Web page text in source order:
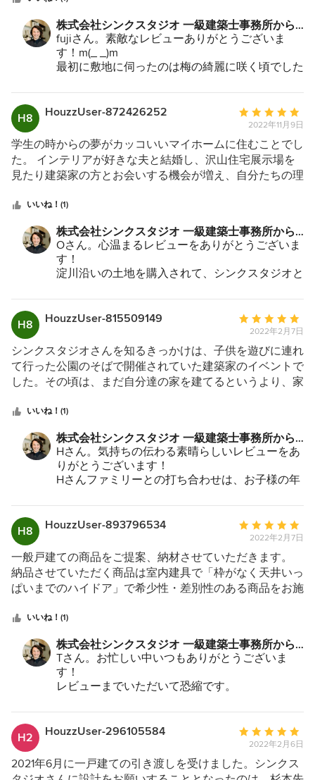
星
5
でいたときに相談したのが始まりです。 初回の提案で
は、周辺の建物や地形までを精巧に作った模型を持ってき
てくださり、「こうすればプライバシーを守りながら、光
も取り入れて明るく楽しく住むことができます。」と初め
の素敵なところは何事も「押し付けない」ところです。要
望は一つでも色々な解決方法があることを提示してくれ
て、その中のメリットデメリットをきちんと説明してくれ
ます。「その中でも私の気に入ってるのはこれです」とお
すすめもしてくれるので、いろいろなことを一つ一つ相談
しながら信頼して一緒に決めていくことができたと思いま
に作り上げる」ことに特に優れた建築家であると私たち家
けで幸せになるのかと竣工3年たった今でも思います。 杉
本さん、スタッフの皆様、素晴らしい家を本当にありがと
うございました。 またいつでも遊びに来てくださいね。
株式会社シンクスタジオ 一級建築士事務所から
のコメント：
fujiさん。素敵なレビューありがとうございま
す！m(_ _)m
最初に敷地に伺ったのは梅の綺麗に咲く頃でした
初回のプレゼンテーション、ご親戚まで含めたご
親族の皆様の前で行ったこと、今でも覚えていま
ご親戚の方が集まってお住まいになっている区画
であったため、プライバシーの確保に繊細に気を
遣って設計させていただきました。
なりましたね。
お子様も楽しんで住んでくださっているのを伺う
と、こちらまで幸せな気持ちになります！
また近々遊びに行かせてくださいね！
またメンテナンスなど、なんなりと気軽にご相談
H8 HouzzUser-872426252
平
均
評
価：
5
星
5
2022年11月9日
学生の時からの夢がカッコいいマイホームに住むことでし
た。 インテリアが好きな夫と結婚し、沢山住宅展示場を
見たり建築家の方とお会いする機会が増え、自分たちの理
務所があり、素敵なお家を建てられているシンクスタジオ
さんを知りました。 お会いたところ、お話しやすく何で
も受け入れてくれ、私たちの理想を形にしてくれるように
感じました。 近いこともあり設計事務所の横を自転車で
走ることもしばしば、事務所兼住居、淀川沿いの敷地、2
じお願いしました。 家をゼロから創り上げていくには、
選ぶこと決めることだらけだったのですが、打合せ以外で
も毎日のように相談に乗っていただき、所々無茶ぶりにも
全力で対応していただいて、楽しく安心して家造りができ
ました。 引渡しの時には卒業式と入学式が同時にきたよ
うな、嬉しい気持ちと寂しい気持ちが入り混じり感慨深か
ていた以上に快適でカッコいい家ができました。 いつも
ただいたこと感謝しています！ 本当にありがとうござい
ました。
いいね！(1)
株式会社シンクスタジオ 一級建築士事務所から
のコメント：
Oさん。心温まるレビューをありがとうございま
す！
淀川沿いの土地を購入されて、シンクスタジオと
きました。
旦那様の音響と電気のこだわりと、奥様のインテ
リアのこだわり、私達以上に知識をお持ちでした
ので、教わりながら時間をかけて丁寧に設計させ
ていただきました。
自転車で10分ほどの距離ですので、また頻繁に遊
びにいかせてくださいませ(^-^)
しくお願い致します！
H8 HouzzUser-815509149
平
評
価：
5
星
5
2022年2月7日
シンクスタジオさんを知るきっかけは、子供を遊びに連れ
て行った公園のそばで開催されていた建築家のイベントで
した。その頃は、まだ自分達の家を建てるというより、家
こで、建築家と一から設計を進めて自分達の理想の家を建
てることができるということを初めて知りました。 数年
後、いよいよ自分達の家を建てることを決断し、土地も決
まり、プレゼンテーションをしてもらいました。正直なと
ころ建築のことに詳しい訳でもなく、自分達と同世代で家
ンクスタジオさんに家を設計してもらうことを決めまし
た。 はじめに，家を建てるうえでの希望として、『家族
で海を見ながら朝食を食べたい』、『子供も楽しめるトレ
ーニングルームが欲しい』、『庭で家族菜園を楽しみた
い』といったことを伝えました。 シンクスタジオからは
二つのプランが提案され、『自信作です。』といって勧め
い子供を連れて、離れた場所での打ち合せを何度もしまし
ススタジオからも遠方にも関わらず、毎回、現地での打ち
合わせに足を運んで頂きました。いろいろな事を一緒に考
えてもらい、前向きに進んでいくミーティングは楽しく有
意義な時間となりました。 私達の些細な相談にも親身に
するなどいろいろな工夫も提案してくれました。 金額面
でも、「この設備をつければこの程度の費用がかかる。こ
の部分を外せばどのぐらいの費用が節約できる。」という
ように具体的に提示するだけでなく。予算に応じて費用を
いいね！(1)
株式会社シンクスタジオ 一級建築士事務所から
のコメント：
Hさん。気持ちの伝わる素晴らしいレビューをあ
りがとうございます！
Hさんファミリーとの打ち合わせは、お子様の年
溢れる楽しい打ち合わせでした。
なんと言っても、二階LDKからの景色は一級品に
なりましたね！どんなリゾートに行ってもなかな
かあそこまでの景色は見れないと思います。
初回のプレゼンテーションでは、スポーツの大好
きなご一家だったので、住居と独立したトレーニ
ングルームや雨の日でも運動できるピロティスペ
非常に喜んで頂けたことを鮮明に覚えています。
またBBQ呼んでくださいね！お子さんたちとも久
しぶりに会えるのを楽しみにしています。
これからもメンテナンスなど色々出てくると思い
ますが、いつでも気軽に連絡してください！
今後ともどうぞよろしくお願い致します。
H8 HouzzUser-893796534
平
評
価：
5
星
5
2022年2月7日
一般戸建ての商品をご提案、納材させていただきます。
納品させていただく商品は室内建具で「枠がなく天井いっ
ぱいまでのハイドア」で希少性・差別性のある商品をお施
提案いただいたようです。 スタッフの龍川様と何度もお
打合せをさせていただきましたが寸法から金物まで細かい
部分まで確認され、お施主様へ丁寧にご説明されているの
だと感じました。 また一緒にお仕事をさせていただけれ
ばと思います。
いいね！(1)
株式会社シンクスタジオ 一級建築士事務所から
のコメント：
Tさん。お忙しい中いつもありがとうございま
す！
レビューまでいただいて恐縮です。
ともどうぞよろしくお願い致します！
H2
HouzzUser-296105584
平
均
評
2022年2月6日
2021年6月に一戸建ての引き渡しを受けました。シンクス